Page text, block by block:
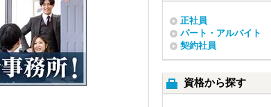
正社員
パート・アルバイト
契約社員
資格から探す